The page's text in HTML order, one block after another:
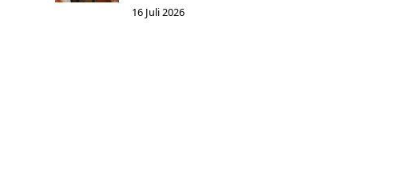
16 Juli 2026